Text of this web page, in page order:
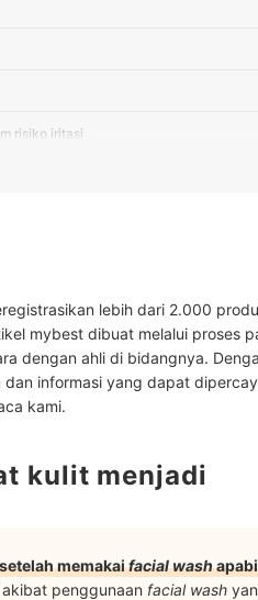
risiko iritasi
lebih dari 2.000
mybest dibuat melalui proses
dengan ahli di bidangnya.
informasi yang dapat
kami.
kulit menjadi
memakaifacial wash
penggunaan facial wash